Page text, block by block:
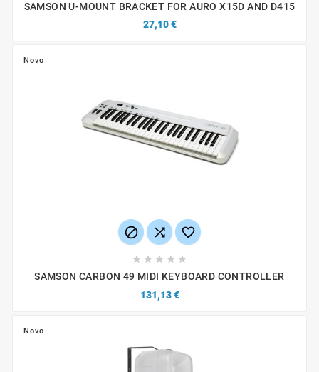
SAMSON U-MOUNT BRACKET FOR AURO X15D AND D415
27,10 €
Novo
  
    
SAMSON CARBON 49 MIDI KEYBOARD CONTROLLER
131,13 €
Novo